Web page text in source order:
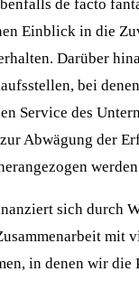
de facto
Einblick in die
Darüber
bei
Service des
Abwägung der
werden
sich durch
mit
in denen wir die